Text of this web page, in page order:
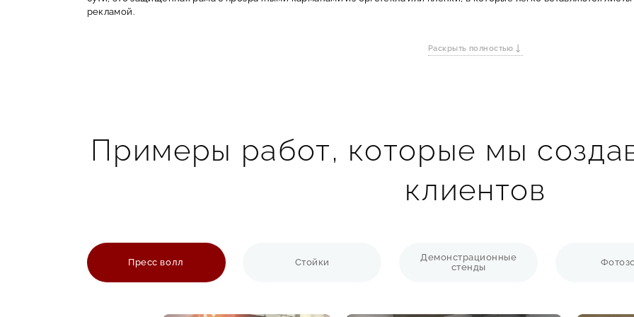
рекламой.
классический вариант для школ, вузов, офисов и жилых домов. Идеальны для
Стенды для меню:
популярное решение для кафе, ресторанов и баров. Карманы удобного формата для быстрой
Многокарманные стенды:позволяют компактно разместить большой объем разноплановой информации,
Раскрыть полностью
Примеры работ, которые мы
клиентов
Пресс волл Стойки
Демонстрационные
стенды